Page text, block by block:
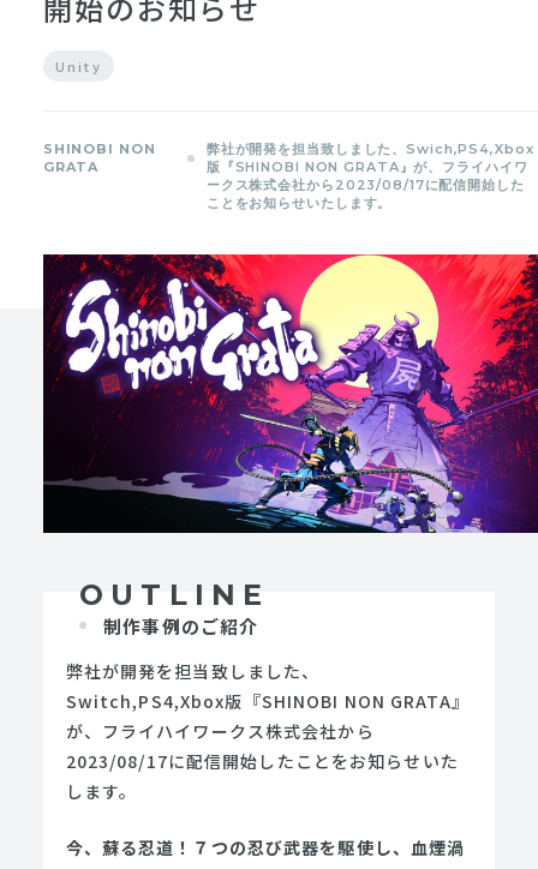
Unity
SHINOBI NON
GRATA
弊社が開発を担当致しました、Swich,PS4,Xbox
版『SHINOBI NON GRATA』が、フライハイワ
ークス株式会社から2023/08/17に配信開始した
ことをお知らせいたします。
OUTLINE
制作事例のご紹介
弊社が開発を担当致しました、
Switch,PS4,Xbox版『SHINOBI NON GRATA』
が、フライハイワークス株式会社から
2023/08/17に配信開始したことをお知らせいた
します。
今、蘇る忍道！７つの忍び武器を駆使し、血煙渦